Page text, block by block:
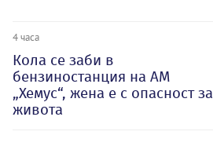
4 часа
Кола се заби в
бензиностанция на АМ
„Хемус“, жена е с опасност за
живота